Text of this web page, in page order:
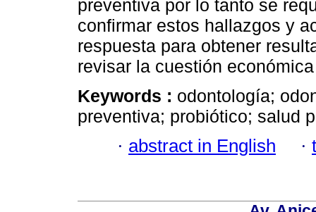
preventiva por lo tanto se
confirmar estos hallazgos y
respuesta para obtener
revisar la cuestión
Keywords : odontología;
preventiva; probiótico; salud
· abstract in English ·